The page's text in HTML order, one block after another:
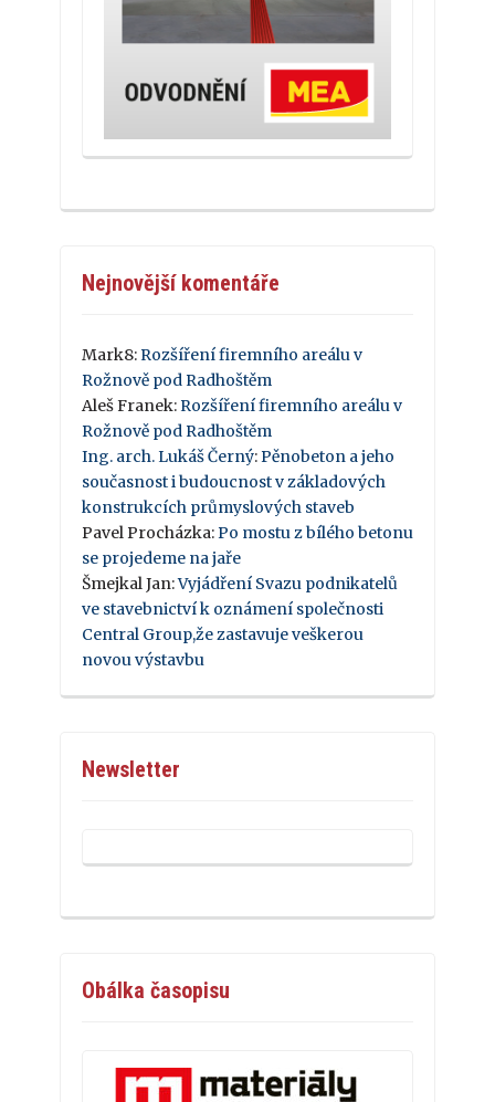
Nejnovější komentáře
Mark8: Rozšíření firemního areálu v
Rožnově pod Radhoštěm
Aleš Franek: Rozšíření firemního areálu v
Rožnově pod Radhoštěm
Ing. arch. Lukáš Černý: Pěnobeton a jeho
současnost i budoucnost v základových
konstrukcích průmyslových staveb
Pavel Procházka: Po mostu z bílého betonu
se projedeme na jaře
Šmejkal Jan:Vyjádření Svazu podnikatelů
ve stavebnictví k oznámení společnosti
Central Group,že zastavuje veškerou
novou výstavbu
Newsletter
Obálka časopisu